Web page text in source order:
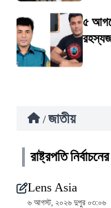
৫
/ জাতীয়
রাষ্ট্রপতি
Lens Asia
৬ আগস্ট, ২০২৬ দুপুর ০৩:০৬